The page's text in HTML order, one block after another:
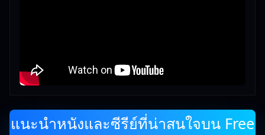
แนะนำหนังและซีรีย์ที่น่าสนใจบน Free